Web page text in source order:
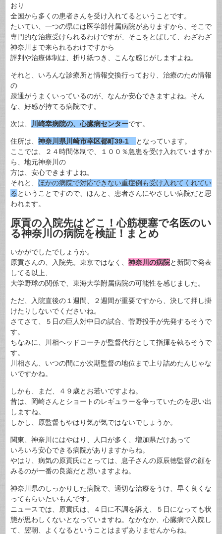
おり
全国から多くの患者さんを受け入れてるということです。
たいてい、一つの県には医学部付属病院がありますから、そこで
専門的な治療受けられるわけですが、そこをとばして、わざわざ
神奈川まで来られるわけですから
評判や治療体制は、折り紙つき、こんな感じがしますよね。
それと、いろんな診療所と情報交換行っており、治療のため情報
の
疎通がうまくいっているのが、なんか安心できますよね。そん
な、好感が持てる病院です。
次は、 川崎幸病院の、心臓病センターです。
住所は、 神奈川県川崎市幸区都町39-1
となっています。
ここでは、２４時間体制で、１００％急患を受け入れていますか
ら、地元神奈川の
方は、安心できますよね。
それと、 ほかの病院で対応できない重症例も受け入れてくれてい
る ということですので、ほんと、患者さんにやさしい病院だと思
われます。
原貢の入院先はどこ！心筋梗塞で名医のい
る神奈川の病院を検証！まとめ
いかがでしたでしょうか。
原貢さんの、入院先。東京ではなく、 神奈川の病院と新聞で発表
してる以上、
大学野球の関係で、東海大学附属病院の可能性を感じました。
ただ、入院直後の１週間、２週間が重要ですから、決して押し掛
けたりしないでくださいね。
さてさて、５日の巨人対中日の試合、菅野投手が先発するそうで
す。
ちなみに、川相ヘッドコーチが監督代行として指揮を執るそうで
す。
川相さん、いつの間にか次期監督の地位まで上り詰めたんじゃな
いですかね。
しかも、まだ、４９歳とお若いですよね。
昔は、岡崎さんとショートのレギュラーを争っていたのを思い出
しますね。
しかし、原監督もやはり気が気ではないでしょうか。
関東、神奈川にはやはり、人口が多く、増加県だけあって
いろいろ安心できる病院がありますからね。
やはり、病気の原貢氏にとっては、息子さんの原辰徳監督の顔を
みるのが一番の良薬だと思いますよね。
神奈川県のしっかりした病院で、適切な治療をうけ、早く良くな
ってもらいたいもんです。
ニュースでは、原貢氏は、４日に不調を訴え、５日になっても状
態が思わしくないとなっていますね。なかなか、心臓病で入院し
て、翌朝、よくなるということはまずありませんからね。